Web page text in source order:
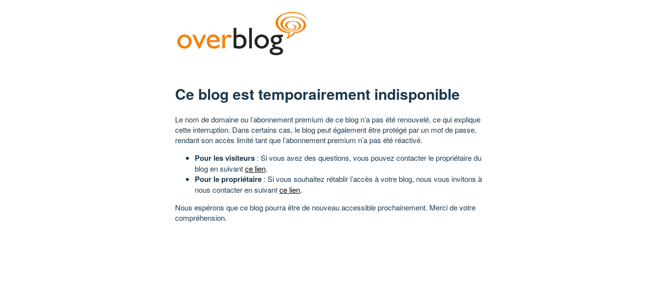
Ce blog est temporairement indisponible
Le nom de domaine ou l’abonnement premium de ce blog n’a pas été renouvelé, ce qui explique
cette interruption. Dans certains cas, le blog peut également être protégé par un mot de passe,
rendant son accès limité tant que l’abonnement premium n’a pas été réactivé.
Pour les visiteurs : Si vous avez des questions, vous pouvez contacter le propriétaire du
blog en suivantce lien.
Pour le propriétaire : Si vous souhaitez rétablir l’accès à votre blog, nous vous invitons à
nous contacter en suivantce lien.
Nous espérons que ce blog pourra être de nouveau accessible prochainement. Merci de votre
compréhension.